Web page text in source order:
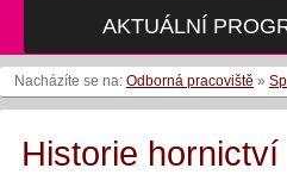
AKTUÁLNÍ
Nacházíte se na: Odborná pracoviště »
Historie hornictví